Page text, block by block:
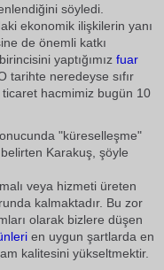
söyledi.
ekonomik ilişkilerin yanı
de önemli katkı
yaptığımız fuar
tarihte neredeyse sıfır
ticaret hacmimiz bugün 10
"küreselleşme"
belirten Karakuş, şöyle
veya hizmeti üreten
kalmaktadır. Bu zor
olarak bizlere düşen
en uygun şartlarda en
kalitesini yükseltmektir.